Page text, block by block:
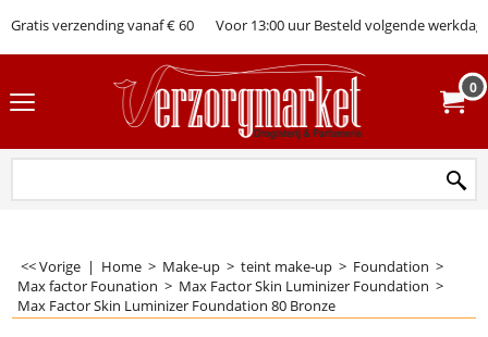
Gratis verzending vanaf € 60 Voor 13:00 uur Besteld volgende werkdag
0
<< Vorige | Home > Make-up > teint make-up > Foundation >
Max factor Founation > Max Factor Skin Luminizer Foundation >
Max Factor Skin Luminizer Foundation 80 Bronze